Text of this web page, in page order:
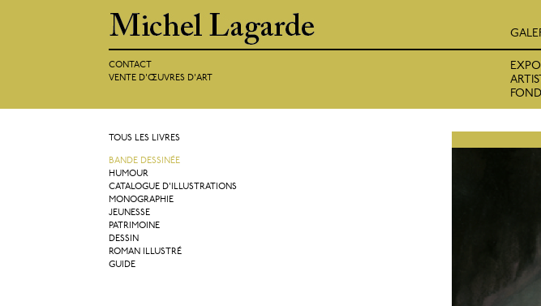
CONTACT
VENTE D'ŒUVRES D'ART
TOUS LES LIVRES
BANDE DESSINÉE
HUMOUR
CATALOGUE D'ILLUSTRATIONS
MONOGRAPHIE
JEUNESSE
PATRIMOINE
DESSIN
ROMAN ILLUSTRÉ
GUIDE